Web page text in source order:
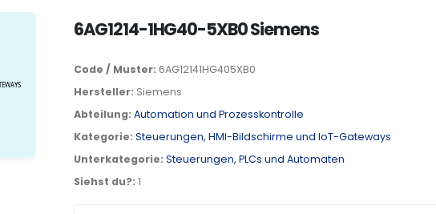
6AG1214-1HG40-5XB0 Siemens
Code / Muster: 6AG12141HG405XB0
Hersteller: Siemens
Abteilung: Automation und Prozesskontrolle
Kategorie: Steuerungen, HMI-Bildschirme und IoT-Gateways
Unterkategorie: Steuerungen, PLCs und Automaten
Siehst du?: 1